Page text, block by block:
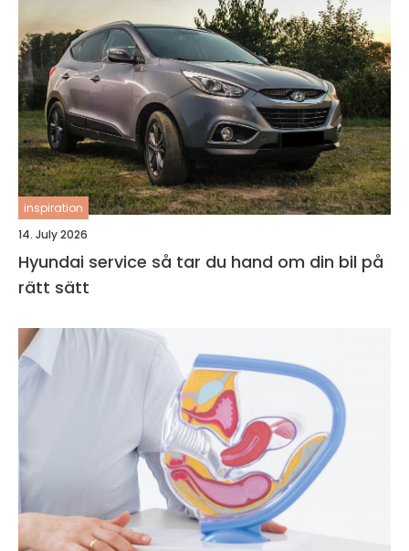
inspiration
14. July 2026
Hyundai service så tar du hand om din bil på
rätt sätt